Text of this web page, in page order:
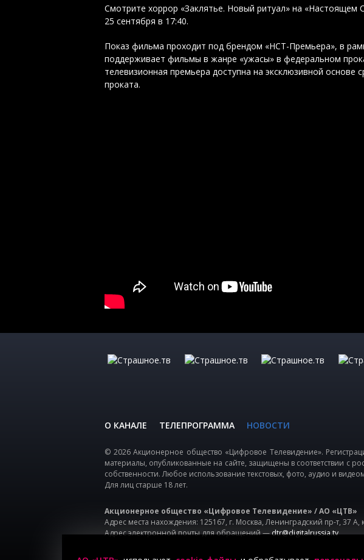
Смотрите хоррор «Заклятье. Новый ритуал» на «Настоящем
25 сентября в 17:40.
Показ фильма проходит под брендом «НСТ-Премьера», в
поддерживает фильмы в жанре «ужасы» в федеральном
телевизионная премьера доступна на эксклюзивной основе
проката.
О КАНАЛЕ ТЕЛЕПРОГРАММА НОВОСТИ
© 2026 Акционерное общество «Цифровое Телевидение».
материалы, опубликованные на сайте, защищены в соответствии с
собственности. Любое использование текстовых, фото, аудио и
Для лиц старше 18 лет.
Акционерное общество «Цифровое Телевидение» / АО «ЦТВ»
Адрес места нахождения: 125167, г. Москва, Ленинградский пр-т, 37
Адрес электронной почты для обращений —dtr@digitalrussia.tv